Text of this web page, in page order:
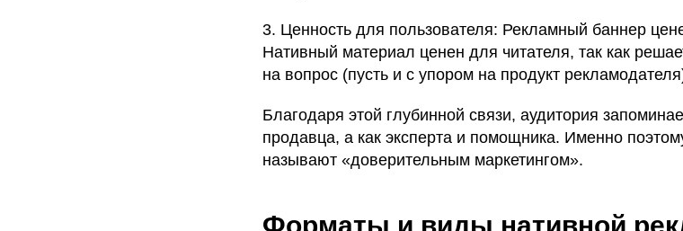
3. Ценность для пользователя: Рекламный баннер
Нативный материал ценен для читателя, так как
на вопрос (пусть и с упором на продукт
Благодаря этой глубинной связи, аудитория
продавца, а как эксперта и помощника. Именно
называют «доверительным маркетингом».